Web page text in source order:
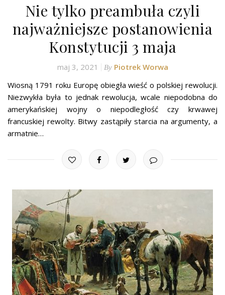
Nie tylko preambuła czyli
najważniejsze postanowienia
Konstytucji 3 maja
maj 3, 2021 By Piotrek Worwa
Wiosną 1791 roku Europę obiegła wieść o polskiej rewolucji.
Niezwykła była to jednak rewolucja, wcale niepodobna do
amerykańskiej wojny o niepodległość czy krwawej
francuskiej rewolty. Bitwy zastąpiły starcia na argumenty, a
armatnie…